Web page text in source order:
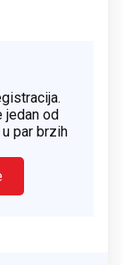
jedan od
par brzih